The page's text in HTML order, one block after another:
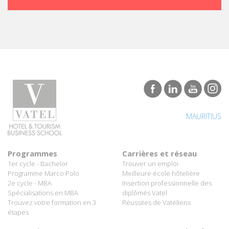
MAURITIUS
Programmes
1er cycle - Bachelor
Programme Marco Polo
2e cycle - MBA
Spécialisations en MBA
Trouvez votre formation en 3
étapes
Carrières et réseau
Trouver un emploi
Meilleure école hôtelière
Insertion professionnelle des
diplômés Vatel
Réussites de Vatéliens